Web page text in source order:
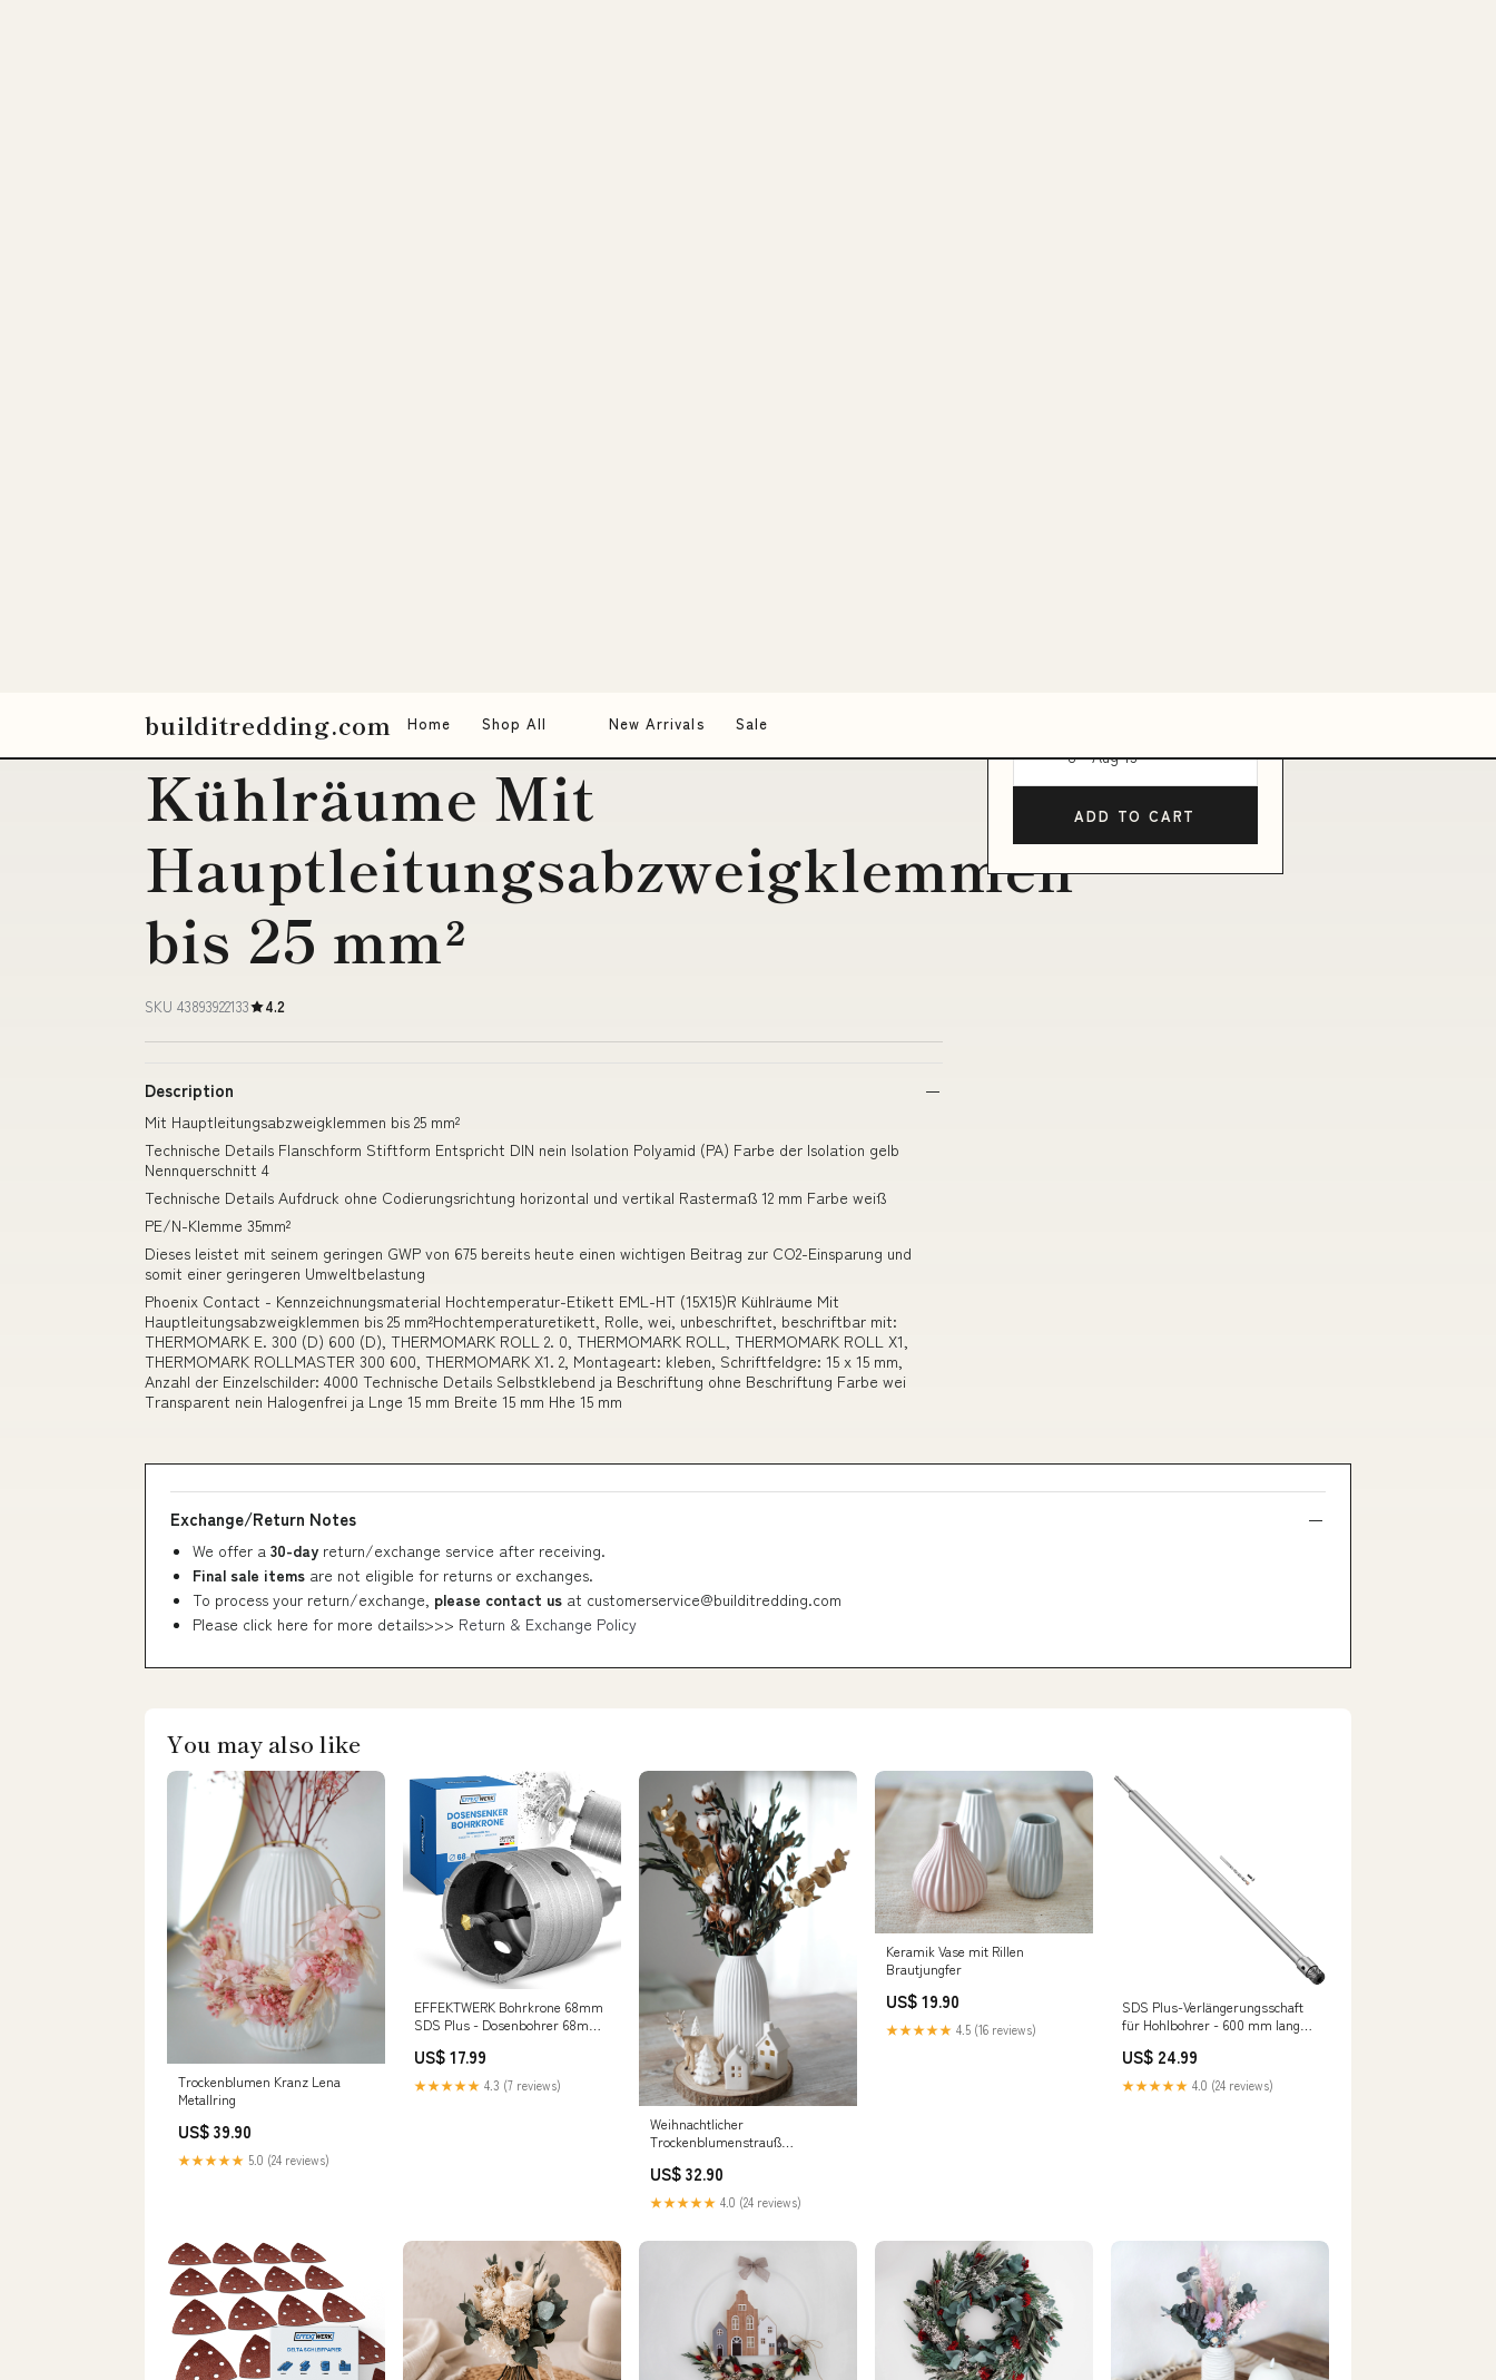
EML-HT (15X15)R
Kühlräume Mit
Hauptleitungsabzweigklemmen
bis 25 mm²
SKU 43893922133 4.2
Description
Mit Hauptleitungsabzweigklemmen bis 25 mm²
Technische Details Flanschform Stiftform Entspricht DIN nein Isolation Polyamid (PA) Farbe der Isolation gelb
Nennquerschnitt 4
Technische Details Aufdruck ohne Codierungsrichtung horizontal und vertikal Rastermaß 12 mm Farbe weiß
PE/N-Klemme 35mm²
Dieses leistet mit seinem geringen GWP von 675 bereits heute einen wichtigen Beitrag zur CO2-Einsparung und
somit einer geringeren Umweltbelastung
Phoenix Contact - Kennzeichnungsmaterial Hochtemperatur-Etikett EML-HT (15X15)R Kühlräume Mit
Hauptleitungsabzweigklemmen bis 25 mm²Hochtemperaturetikett, Rolle, wei, unbeschriftet, beschriftbar mit:
THERMOMARK E. 300 (D) 600 (D), THERMOMARK ROLL 2. 0, THERMOMARK ROLL, THERMOMARK ROLL X1,
THERMOMARK ROLLMASTER 300 600, THERMOMARK X1. 2, Montageart: kleben, Schriftfeldgre: 15 x 15 mm,
Anzahl der Einzelschilder: 4000 Technische Details Selbstklebend ja Beschriftung ohne Beschriftung Farbe wei
Transparent nein Halogenfrei ja Lnge 15 mm Breite 15 mm Hhe 15 mm
8-Aug 13
ADD TO CART
Exchange/Return Notes
We offer a 30-day return/exchange service after receiving.
Final sale items are not eligible for returns or exchanges.
To process your return/exchange, please contact us at customerservice@builditredding.com
Please click here for more details>>> Return & Exchange Policy
You may also like
Trockenblumen Kranz Lena
Metallring
US$ 39.90
★★★★★ 5.0 (24 reviews)
EFFEKTWERK Bohrkrone 68mm
SDS Plus - Dosenbohrer 68mm
Ziegel Naturstein - Dosensenker
Bohrkrone Steckdose für
Bohrhämmer -
US$ 17.99
★★★★★ 4.3 (7 reviews)
Weihnachtlicher
Trockenblumenstrauß
Baumwolle Boho
US$ 32.90
★★★★★ 4.0 (24 reviews)
Keramik Vase mit Rillen
Brautjungfer
US$ 19.90
★★★★★ 4.5 (16 reviews)
SDS Plus-Verlängerungsschaft
für Hohlbohrer - 600 mm lang
US$ 24.99
★★★★★ 4.0 (24 reviews)